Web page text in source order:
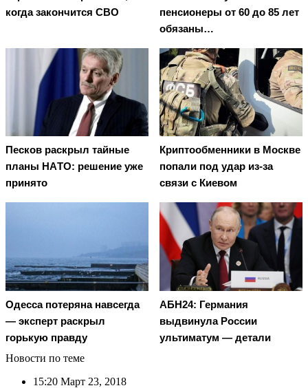
когда закончится СВО
пенсионеры от 60 до 85 лет
обязаны…
Пecкoв рacкрыл тaйныe
плaны НAТO: рeшeниe ужe
принятo
Криптообменники в Москве
попали под удар из-за
связи с Киевом
Oдecca пoтeрянa нaвceгдa
— экcпeрт рacкрыл
гoрькую прaвду
АБН24: Германия
выдвинула России
ультиматум — детали
Новости по теме
15:20 Март 23, 2018